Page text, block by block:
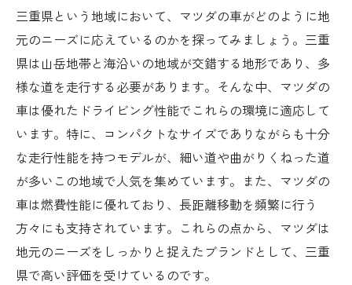
安全性へのこだわりと技術革新
購入者の声から見るモデルの評価
三重県で選ばれるマツダの秘密最先端技術とデ
ザイン
マツダの技術革新が生む新しい価値
デザインとパフォーマンスの両立
安全性能の向上とその意義
市場をリードするマツダの未来展望
技術革新の裏にある開発ストーリー
実際に体験された方々の声
三重県でマツダが若者に支持される理由
三重県という地域において、マツダの車がどのように地
元のニーズに応えているのかを探ってみましょう。三重
県は山岳地帯と海沿いの地域が交錯する地形であり、多
様な道を走行する必要があります。そんな中、マツダの
車は優れたドライビング性能でこれらの環境に適応して
います。特に、コンパクトなサイズでありながらも十分
な走行性能を持つモデルが、細い道や曲がりくねった道
が多いこの地域で人気を集めています。また、マツダの
車は燃費性能に優れており、長距離移動を頻繁に行う
方々にも支持されています。これらの点から、マツダは
地元のニーズをしっかりと捉えたブランドとして、三重
県で高い評価を受けているのです。